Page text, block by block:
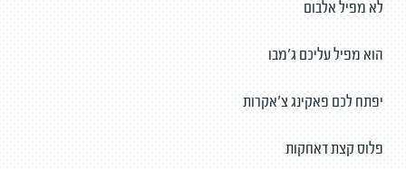
לא מפיל אלבום
הוא מפיל עליכם ג'מבו
יפתח לכם פאקינג צ'אקרות
פלוס קצת דאחקות